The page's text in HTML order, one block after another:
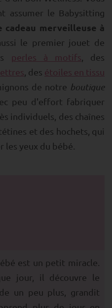
assumer le Babysitting
cadeau merveilleuse à
le premier jouet de
perles à motifs , des
, des étoiles en tissu
de notre boutique
peu d'effort fabriquer
individuels, des chaînes
et des hochets, qui
yeux du bébé.
est un petit miracle.
jour, il découvre le
un peu plus, grandit